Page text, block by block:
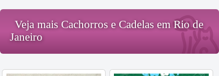
Veja mais Cachorros e Cadelas em Rio de
Janeiro